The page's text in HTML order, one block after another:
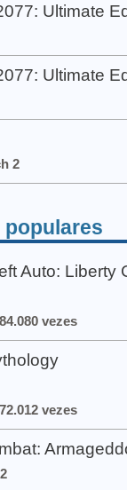
Ultimate
Ultimate
2
Auto: Liberty
vezes
vezes